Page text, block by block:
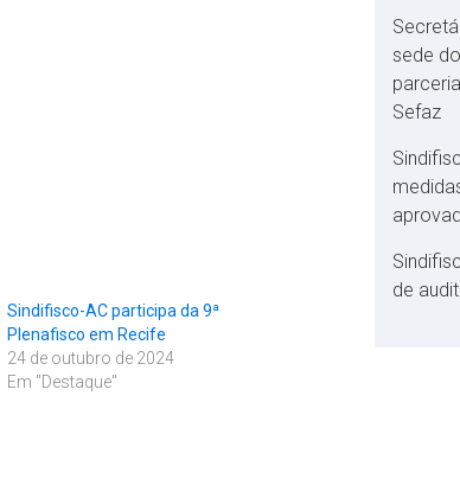
Sindifisco-AC participa da 9ª
Plenafisco em Recife
24 de outubro de 2024
Em "Destaque"
sede
Sefaz
de